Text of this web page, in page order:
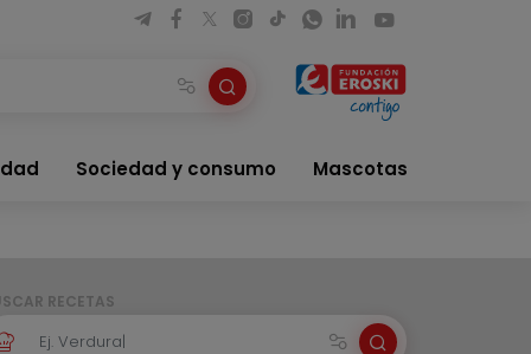
Sociedad y consumo Mascotas
RECETAS